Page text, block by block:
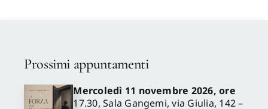
Prossimi appuntamenti
Mercoledì 11 novembre 2026, ore
17.30, Sala Gangemi, via Giulia, 142 –